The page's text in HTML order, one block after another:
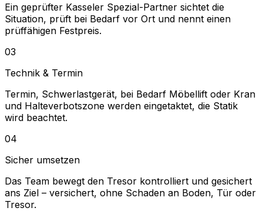
Ein geprüfter Kasseler Spezial-Partner sichtet die
Situation, prüft bei Bedarf vor Ort und nennt einen
prüffähigen Festpreis.
03
Technik & Termin
Termin, Schwerlastgerät, bei Bedarf Möbellift oder Kran
und Halteverbotszone werden eingetaktet, die Statik
wird beachtet.
04
Sicher umsetzen
Das Team bewegt den Tresor kontrolliert und gesichert
ans Ziel – versichert, ohne Schaden an Boden, Tür oder
Tresor.